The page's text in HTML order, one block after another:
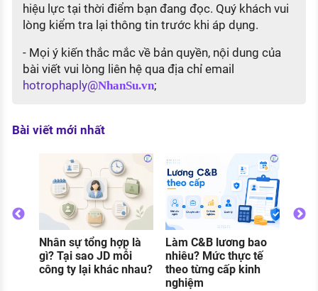
hiệu lực tại thời điểm bạn đang đọc. Quý khách vui
lòng kiểm tra lại thông tin trước khi áp dụng.
- Mọi ý kiến thắc mắc về bản quyền, nội dung của
bài viết vui lòng liên hệ qua địa chỉ email
hotrophaply@NhanSu.vn;
Bài viết mới nhất
Nhân sự tổng hợp là
gì? Tại sao JD mỗi
công ty lại khác nhau?
Làm C&B lương bao
nhiêu? Mức thực tế
theo từng cấp kinh
nghiệm